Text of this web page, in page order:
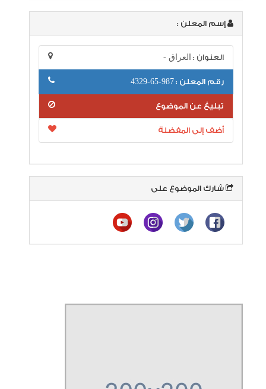
إسم المعلن :
العنوان :العراق -
رقم المعلن :987-65-4329
تبليغ عن الموضوع
أضف إلى المفضلة
شارك الموضوع على